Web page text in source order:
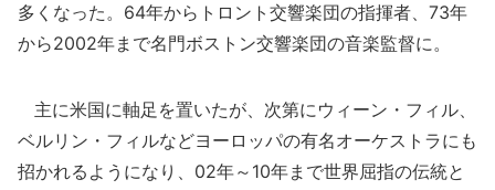
多くなった。64年からトロント交響楽団の指揮者、73年
から2002年まで名門ボストン交響楽団の音楽監督に。
主に米国に軸足を置いたが、次第にウィーン・フィル、
ベルリン・フィルなどヨーロッパの有名オーケストラにも
招かれるようになり、02年～10年まで世界屈指の伝統と